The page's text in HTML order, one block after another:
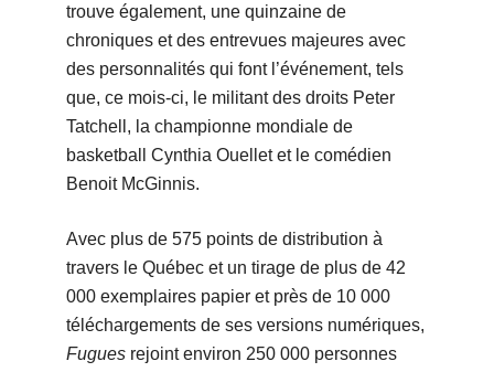
trouve également, une quinzaine de
chroniques et des entrevues majeures avec
des personnalités qui font l’événement, tels
que, ce mois-ci, le militant des droits Peter
Tatchell, la championne mondiale de
basketball Cynthia Ouellet et le comédien
Benoit McGinnis.
Avec plus de 575 points de distribution à
travers le Québec et un tirage de plus de 42
000 exemplaires papier et près de 10 000
téléchargements de ses versions numériques,
Fuguesrejoint environ 250 000 personnes